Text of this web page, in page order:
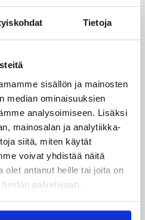
Tietoja
sisällön ja mainosten
median ominaisuuksien
analysoimiseen. Lisäksi
mainosalan ja analytiikka-
siitä, miten käytät
voivat yhdistää näitä
olet antanut heille tai joita on
palvelujaan.
valmiin konseptin
pelaajia ja syventää
15:25